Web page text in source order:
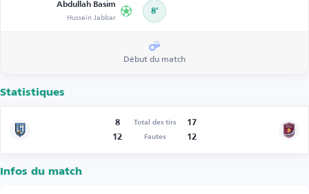
Abdullah Basim
Hussein Jabbar 8’
Début du match
Statistiques
8 Total des tirs
17
12
Fautes 12
Infos du match